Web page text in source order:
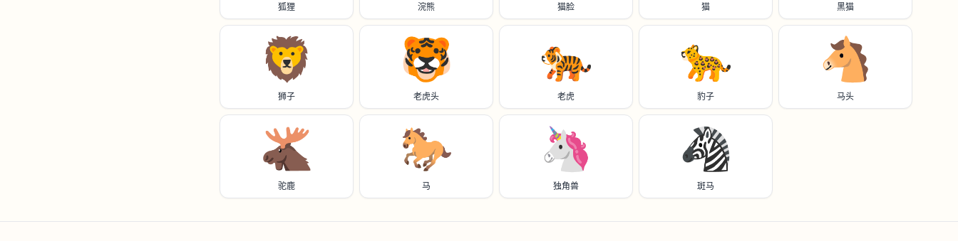
狐狸 浣熊 猫脸 猫 黑猫
🦁
狮子
🐯
老虎头
🐅
老虎
🐆
豹子
🐴
马头
🫎
驼鹿
🐎
马
🦄
独角兽
🦓
斑马